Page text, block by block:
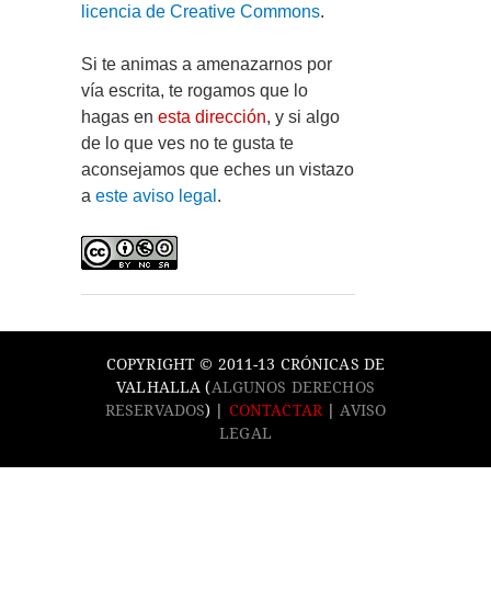
licencia de Creative Commons.
Si te animas a amenazarnos por
vía escrita, te rogamos que lo
hagas en esta dirección, y si algo
de lo que ves no te gusta te
aconsejamos que eches un vistazo
a este aviso legal .
COPYRIGHT © 2011-13 CRÓNICAS DE
VALHALLA (ALGUNOS DERECHOS
RESERVADOS) | CONTACTAR | AVISO
LEGAL